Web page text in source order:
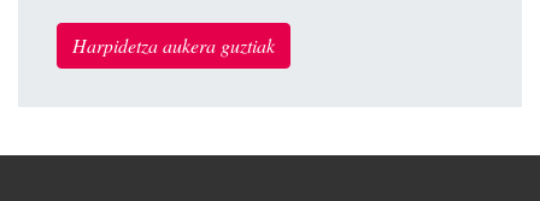
Harpidetza aukera guztiak